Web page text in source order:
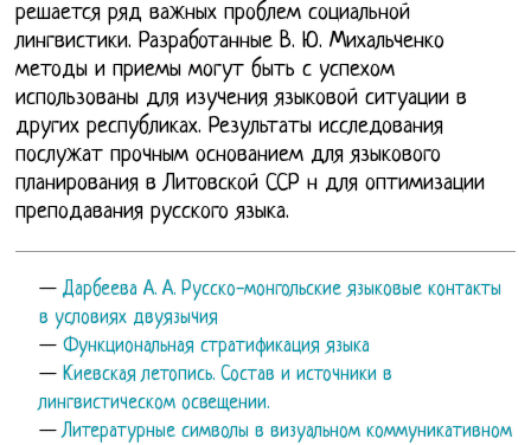
решается ряд важных проблем социальной
лингвистики. Разработанные В. Ю. Михальченко
методы и приемы могут быть с успехом
использованы для изучения языковой ситуации в
других республиках. Результаты исследования
послужат прочным основанием для языкового
планирования в Литовской ССР н для оптимизации
преподавания русского языка.
—Дарбеева А. А. Русско-монгольские языковые контакты
в условиях двуязычия
—Функциональная стратификация языка
—Киевская летопись. Состав и источники в
лингвистическом освещении.
—Литературные символы в визуальном коммуникативном